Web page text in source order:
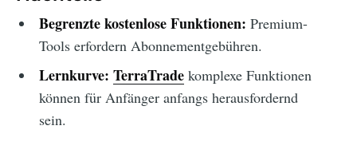
Begrenzte kostenlose Funktionen: Premium-
Tools erfordern Abonnementgebühren.
Lernkurve: TerraTradekomplexe Funktionen
können für Anfänger anfangs herausfordernd
sein.